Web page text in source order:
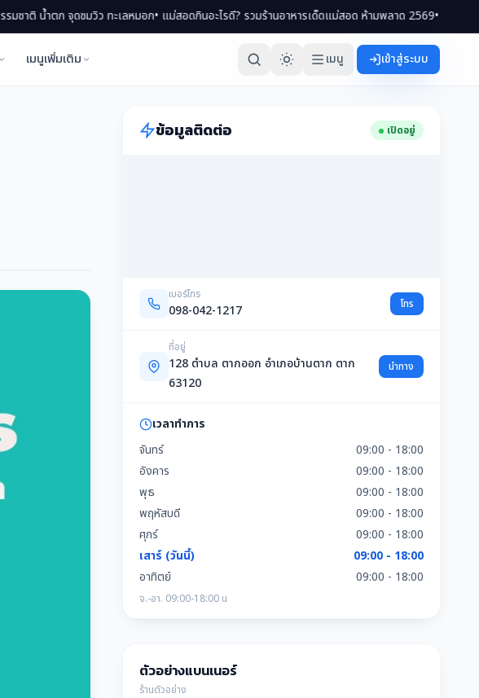
ตก จุดชมวิว ทะเลหมอก• แม่สอดกินอะไรดี? รวมร้านอาหารเด็ดแม่สอด ห้ามพลาด 2569• เที่ยวแม่สอด 2
เมนูเพิ่มเติม เมนู เข้าสู่ระบบ
ข้อมูลติดต่อ เปิดอยู่
เบอร์โทร
098-042-1217 โทร
ที่อยู่
128 ตำบล ตากออก อำเภอบ้านตาก ตาก
63120
นำทาง
เวลาทำการ
จันทร์
09:00 - 18:00
อังคาร
09:00 - 18:00
พุธ
09:00 - 18:00
พฤหัสบดี
09:00 - 18:00
ศุกร์
09:00 - 18:00
เสาร์ (วันนี้)
09:00 - 18:00
อาทิตย์
09:00 - 18:00
จ.-อา. 09:00-18:00 น
ตัวอย่างแบนเนอร์
ร้านตัวอย่าง